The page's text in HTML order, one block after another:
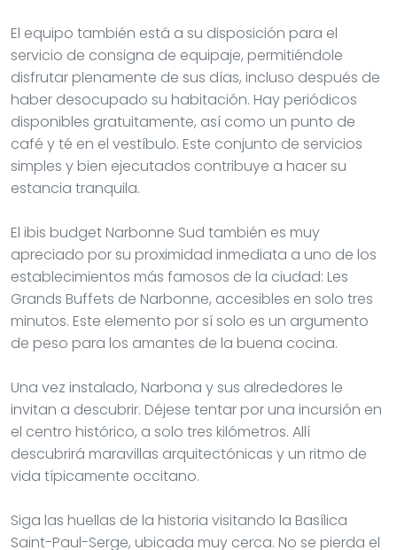
El equipo también está a su disposición para el
servicio de consigna de equipaje, permitiéndole
disfrutar plenamente de sus días, incluso después de
haber desocupado su habitación. Hay periódicos
disponibles gratuitamente, así como un punto de
café y té en el vestíbulo. Este conjunto de servicios
simples y bien ejecutados contribuye a hacer su
estancia tranquila.
El ibis budget Narbonne Sud también es muy
apreciado por su proximidad inmediata a uno de los
establecimientos más famosos de la ciudad: Les
Grands Buffets de Narbonne, accesibles en solo tres
minutos. Este elemento por sí solo es un argumento
de peso para los amantes de la buena cocina.
Una vez instalado, Narbona y sus alrededores le
invitan a descubrir. Déjese tentar por una incursión en
el centro histórico, a solo tres kilómetros. Allí
descubrirá maravillas arquitectónicas y un ritmo de
vida típicamente occitano.
Siga las huellas de la historia visitando la Basílica
Saint-Paul-Serge, ubicada muy cerca. No se pierda el